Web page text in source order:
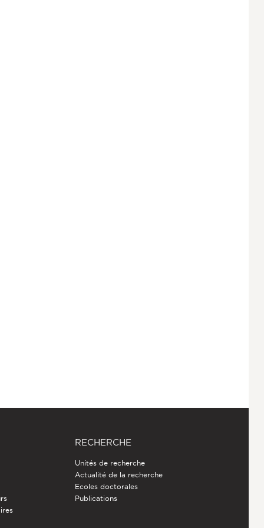
RECHERCHE
Unités de recherche
Actualité de la recherche
Ecoles doctorales
Publications